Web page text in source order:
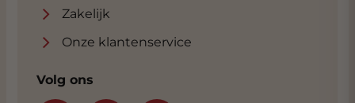
Zakelijk
Onze klantenservice
Volg ons